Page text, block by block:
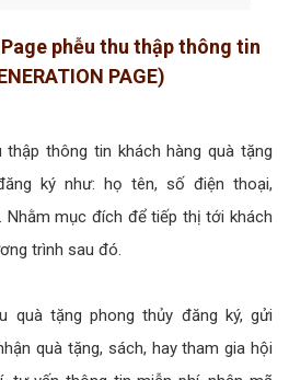
phễu thu thập thông tin
PAGE)
thập thông tin khách hàng quà tặng
ký như: họ tên, số điện thoại,
Nhằm mục đích để tiếp thị tới khách
trình sau đó.
quà tặng phong thủy đăng ký, gửi
quà tặng, sách, hay tham gia hội